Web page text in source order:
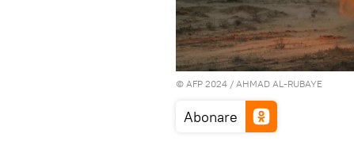
© AFP 2024 / AHMAD AL-RUBAYE
Abonare